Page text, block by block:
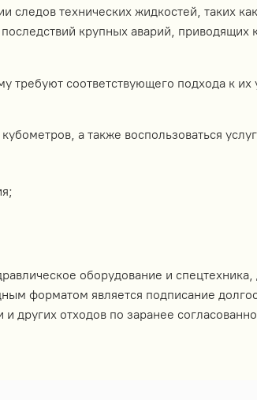
следов технических жидкостей, таких
крупных аварий, приводящих
соответствующего подхода к их
а также воспользоваться
оборудование и спецтехника,
форматом является подписание
других отходов по заранее